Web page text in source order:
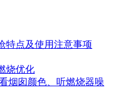
特点及使用注意事项
烧优化
烟囱颜色、听燃烧器噪